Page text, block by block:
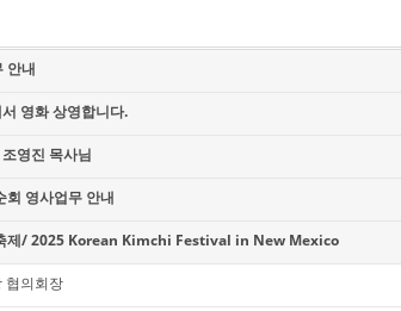
안내
영화 상영합니다.
영진 목사님
영사업무 안내
제/ 2025 Korean Kimchi Festival in New Mexico
협의회장